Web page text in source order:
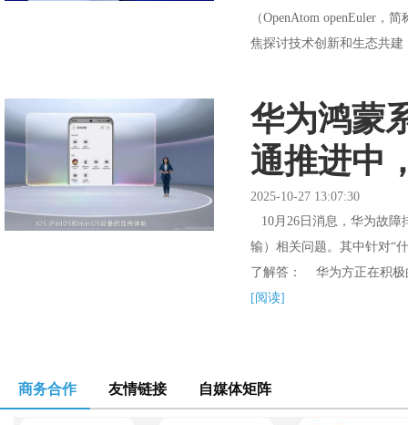
（OpenAtom openEuler，
焦探讨技术创新和生态共
华为鸿蒙
通推进中
2025-10-27 13:07:30
10月26日消息，华为故障
输）相关问题。其中针对“
了解答： 华为方正在积极
[阅读]
商务合作 友情链接 自媒体矩阵